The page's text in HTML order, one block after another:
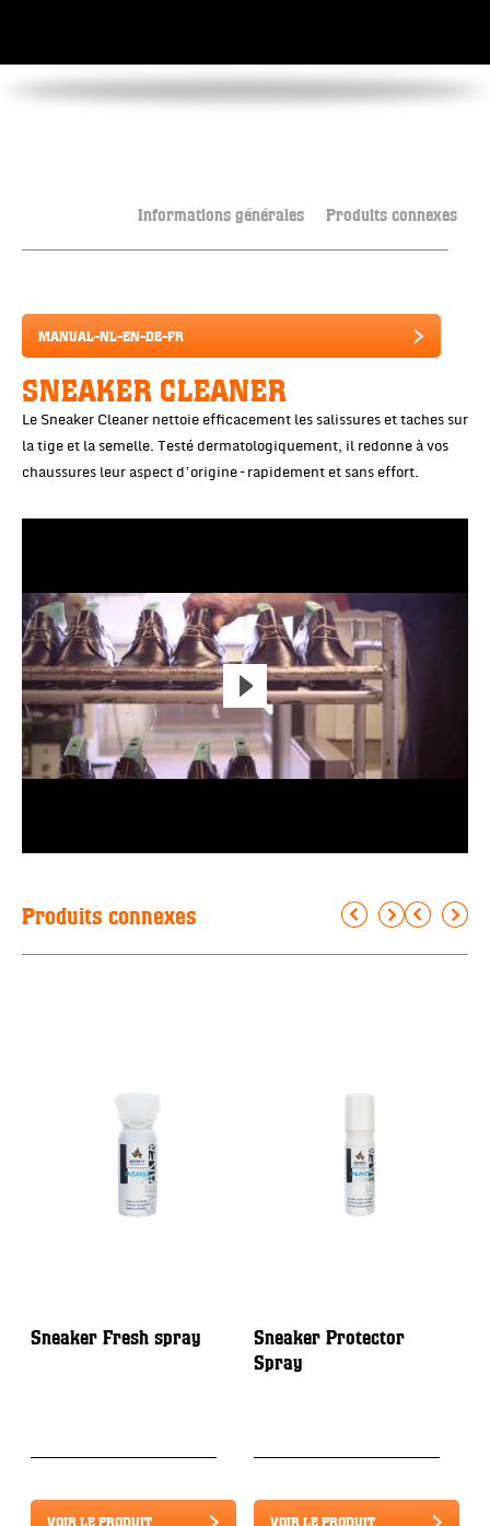
Informations générales Produits connexes
MANUAL-NL-EN-DE-FR
SNEAKER CLEANER
Le Sneaker Cleaner nettoie efficacement les salissures et taches sur
la tige et la semelle. Testé dermatologiquement, il redonne à vos
chaussures leur aspect d’origine – rapidement et sans effort.
Produits connexes
Sneaker Fresh spray
VOIR LE PRODUIT
Sneaker Protector
Spray
VOIR LE PRODUIT